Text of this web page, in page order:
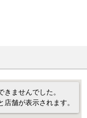
きませんでした。
店舗が表示されます。